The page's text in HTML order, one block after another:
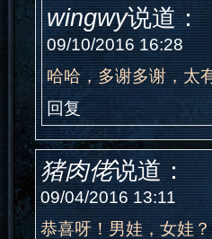
wingwy说道：
09/10/2016 16:28
哈哈，多谢多谢，太
回复
猪肉佬说道：
09/04/2016 13:11
恭喜呀！男娃，女娃？